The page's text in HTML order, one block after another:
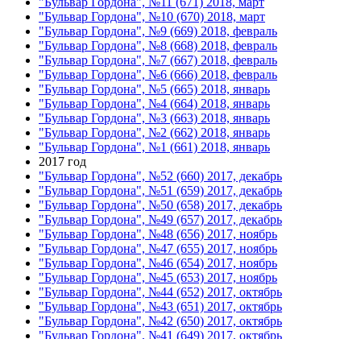
"Бульвар Гордона", №10 (670) 2018, март
"Бульвар Гордона", №9 (669) 2018, февраль
"Бульвар Гордона", №8 (668) 2018, февраль
"Бульвар Гордона", №7 (667) 2018, февраль
"Бульвар Гордона", №6 (666) 2018, февраль
"Бульвар Гордона", №5 (665) 2018, январь
"Бульвар Гордона", №4 (664) 2018, январь
"Бульвар Гордона", №3 (663) 2018, январь
"Бульвар Гордона", №2 (662) 2018, январь
"Бульвар Гордона", №1 (661) 2018, январь
2017 год
"Бульвар Гордона", №52 (660) 2017, декабрь
"Бульвар Гордона", №51 (659) 2017, декабрь
"Бульвар Гордона", №50 (658) 2017, декабрь
"Бульвар Гордона", №49 (657) 2017, декабрь
"Бульвар Гордона", №48 (656) 2017, ноябрь
"Бульвар Гордона", №47 (655) 2017, ноябрь
"Бульвар Гордона", №46 (654) 2017, ноябрь
"Бульвар Гордона", №45 (653) 2017, ноябрь
"Бульвар Гордона", №44 (652) 2017, октябрь
"Бульвар Гордона", №43 (651) 2017, октябрь
"Бульвар Гордона", №42 (650) 2017, октябрь
"Бульвар Гордона", №41 (649) 2017, октябрь